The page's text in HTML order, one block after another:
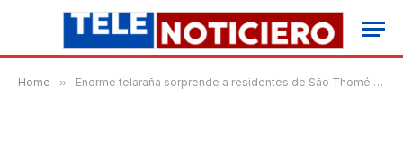
Home » Enorme telaraña sorprende a residentes de São Thomé das Letras, Brasil